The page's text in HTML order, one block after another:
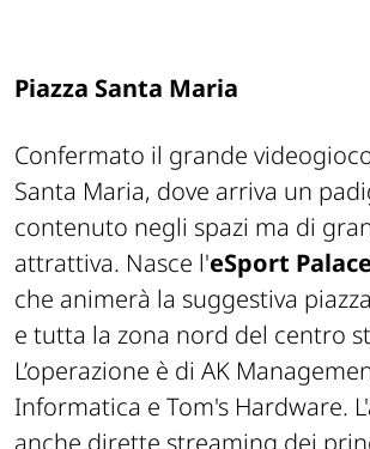
Piazza Santa Maria
Confermato il grande
Santa Maria, dove arriva un
contenuto negli spazi ma di
attrattiva. Nasce l'eSport Palace
che animerà la suggestiva
e tutta la zona nord del centro
L’operazione è di AK
Informatica e Tom's Hardware.